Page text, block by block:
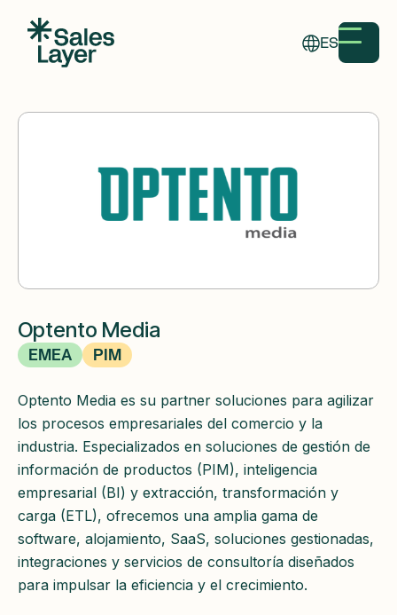
ES
Optento Media
EMEA PIM
Optento Media es su partner soluciones para agilizar
los procesos empresariales del comercio y la
industria. Especializados en soluciones de gestión de
información de productos (PIM), inteligencia
empresarial (BI) y extracción, transformación y
carga (ETL), ofrecemos una amplia gama de
software, alojamiento, SaaS, soluciones gestionadas,
integraciones y servicios de consultoría diseñados
para impulsar la eficiencia y el crecimiento.